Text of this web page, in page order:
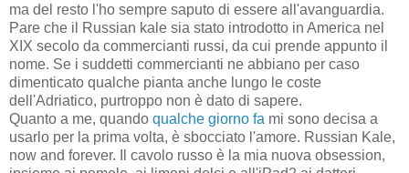
ma del resto l'ho sempre saputo di essere all'avanguardia.
Pare che il Russian kale sia stato introdotto in America nel
XIX secolo da commercianti russi, da cui prende appunto il
nome. Se i suddetti commercianti ne abbiano per caso
dimenticato qualche pianta anche lungo le coste
dell'Adriatico, purtroppo non è dato di sapere.
Quanto a me, quando qualche giorno fa mi sono decisa a
usarlo per la prima volta, è sbocciato l'amore. Russian Kale,
now and forever. Il cavolo russo è la mia nuova obsession,